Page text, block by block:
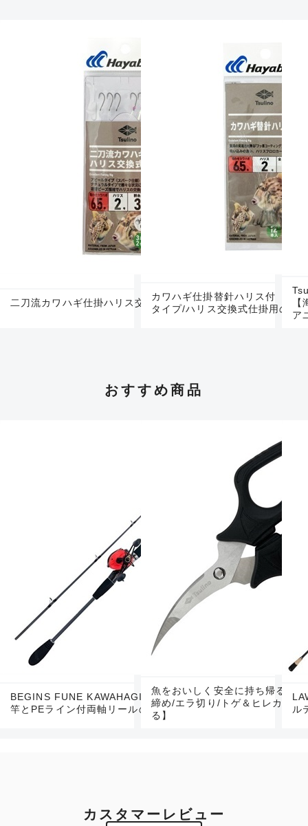
二刀流カワハギ仕掛ハリス交換式
カワハギ仕掛替針ハリス付 【喰わせタイプ/速掛
タイプ/ハリス交換式仕掛用の替
ア
おすすめ商品
BEGINS FUNE KAWAHAGI SET【船カワハギ用
竿とPEライン付両軸リールのセット】
魚をおいしく安全に持ち帰る活
締め/エラ切り/トゲ＆ヒレカット
る】
ル
カスタマーレビュー